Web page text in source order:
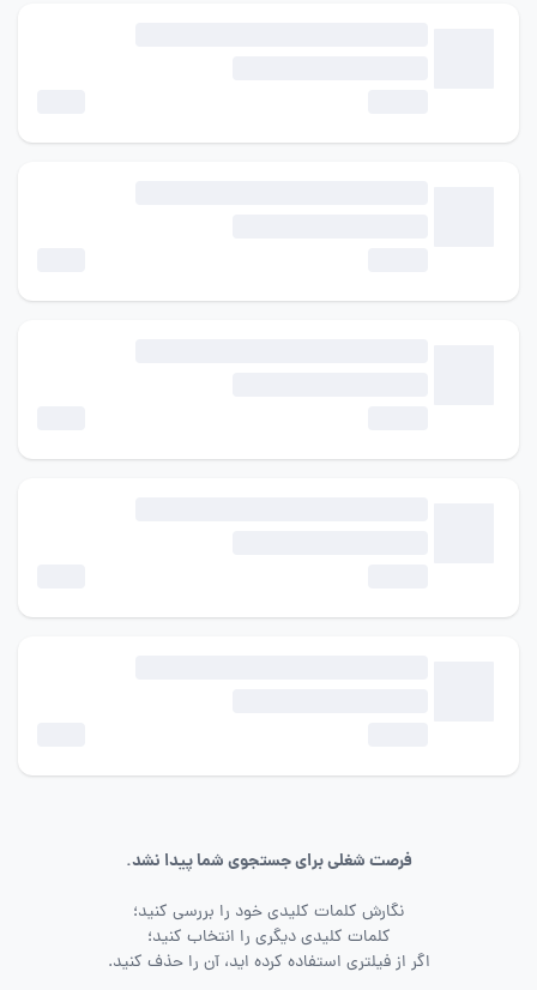
فرصت شغلی برای جستجوی شما پیدا نشد.
نگارش کلمات کلیدی خود را بررسی کنید؛
کلمات کلیدی دیگری را انتخاب کنید؛
اگر از فیلتری استفاده کرده اید، آن را حذف کنید.